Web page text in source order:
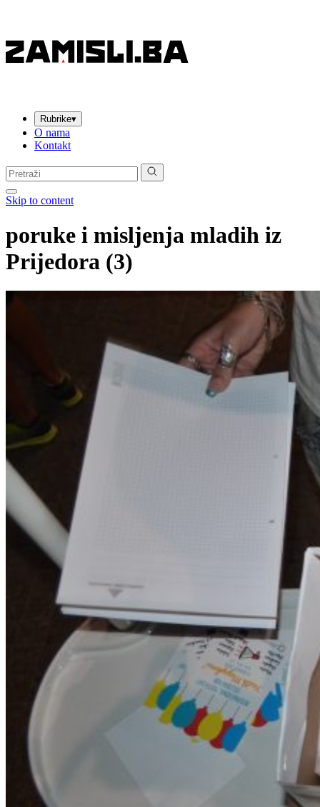
Rubrike▾
O nama
Kontakt
Pretraga:
Skip to content
poruke i misljenja mladih iz
Prijedora (3)